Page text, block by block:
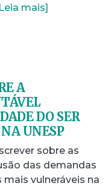
mais]
A
DO SER
UNESP
sobre as
das demandas
vulneráveis na